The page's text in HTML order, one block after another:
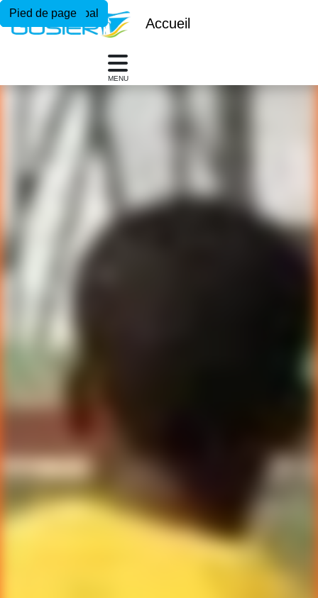
Menu principal
Contenu principal
Pied de page
Accueil
MENU